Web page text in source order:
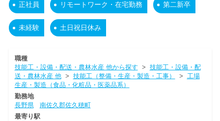
正社員 リモートワーク・在宅勤務 第二新卒
未経験 土日祝日休み
職種
技能工・設備・配送・農林水産 他から探す > 技能工・設備・配
送・農林水産 他> 技能工（整備・生産・製造・工事） > 工場
生産・製造（食品・化粧品・医薬品系）
勤務地
長野県
南佐久郡佐久穂町
最寄り駅